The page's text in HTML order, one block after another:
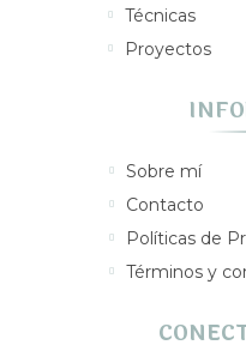
Técnicas
Proyectos
Sobre mí
Contacto
Políticas de
Términos y